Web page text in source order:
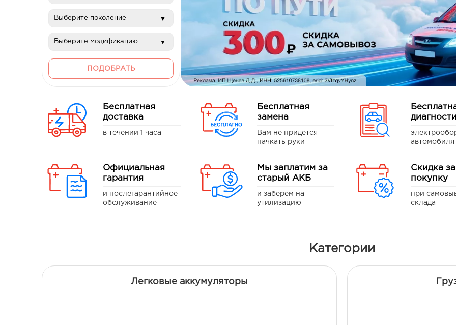
ПОДОБРАТЬ
Бесплатная
доставка
в течении 1 часа
Бесплатная
замена
Вам не придется
пачкать руки
автомобиля
Официальная
гарантия
и послегарантийное
обслуживание
Мы заплатим за
старый АКБ
и заберем на
утилизацию
Скидка за
покупку
при
склада
Категории
Легковые аккумуляторы